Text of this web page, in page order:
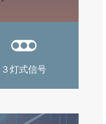
３灯式信号